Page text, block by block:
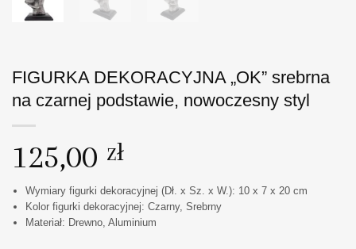
FIGURKA DEKORACYJNA „OK” srebrna
na czarnej podstawie, nowoczesny styl
125,00 zł
Wymiary figurki dekoracyjnej (Dł. x Sz. x W.): 10 x 7 x 20 cm
Kolor figurki dekoracyjnej: Czarny, Srebrny
Materiał: Drewno, Aluminium